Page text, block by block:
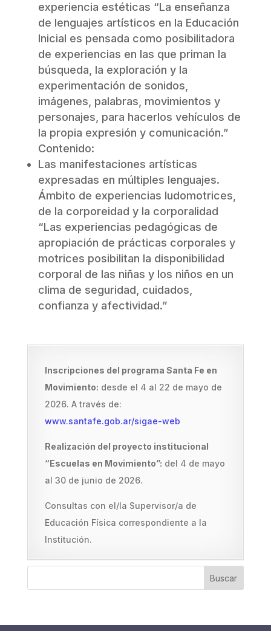
experiencia estéticas “La enseñanza
de lenguajes artísticos en la Educación
Inicial es pensada como posibilitadora
de experiencias en las que priman la
búsqueda, la exploración y la
experimentación de sonidos,
imágenes, palabras, movimientos y
personajes, para hacerlos vehículos de
la propia expresión y comunicación.”
Contenido:
Las manifestaciones artísticas
expresadas en múltiples lenguajes.
Ámbito de experiencias ludomotrices,
de la corporeidad y la corporalidad
“Las experiencias pedagógicas de
apropiación de prácticas corporales y
motrices posibilitan la disponibilidad
corporal de las niñas y los niños en un
clima de seguridad, cuidados,
confianza y afectividad.”
Inscripciones del programa Santa Fe en
Movimiento: desde el 4 al 22 de mayo de
2026. A través de:
www.santafe.gob.ar/sigae-web
Realización del proyecto institucional
“Escuelas en Movimiento”: del 4 de mayo
al 30 de junio de 2026.
Consultas con el/la Supervisor/a de
Educación Física correspondiente a la
Institución.
Buscar